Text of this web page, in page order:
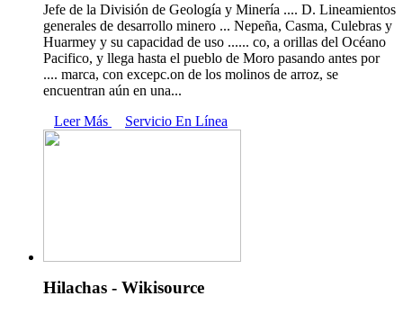
Jefe de la División de Geología y Minería .... D. Lineamientos
generales de desarrollo minero ... Nepeña, Casma, Culebras y
Huarmey y su capacidad de uso ...... co, a orillas del Océano
Pacifico, y llega hasta el pueblo de Moro pasando antes por
.... marca, con excepc.on de los molinos de arroz, se
encuentran aún en una...
Leer Más
Servicio En Línea
Hilachas - Wikisource